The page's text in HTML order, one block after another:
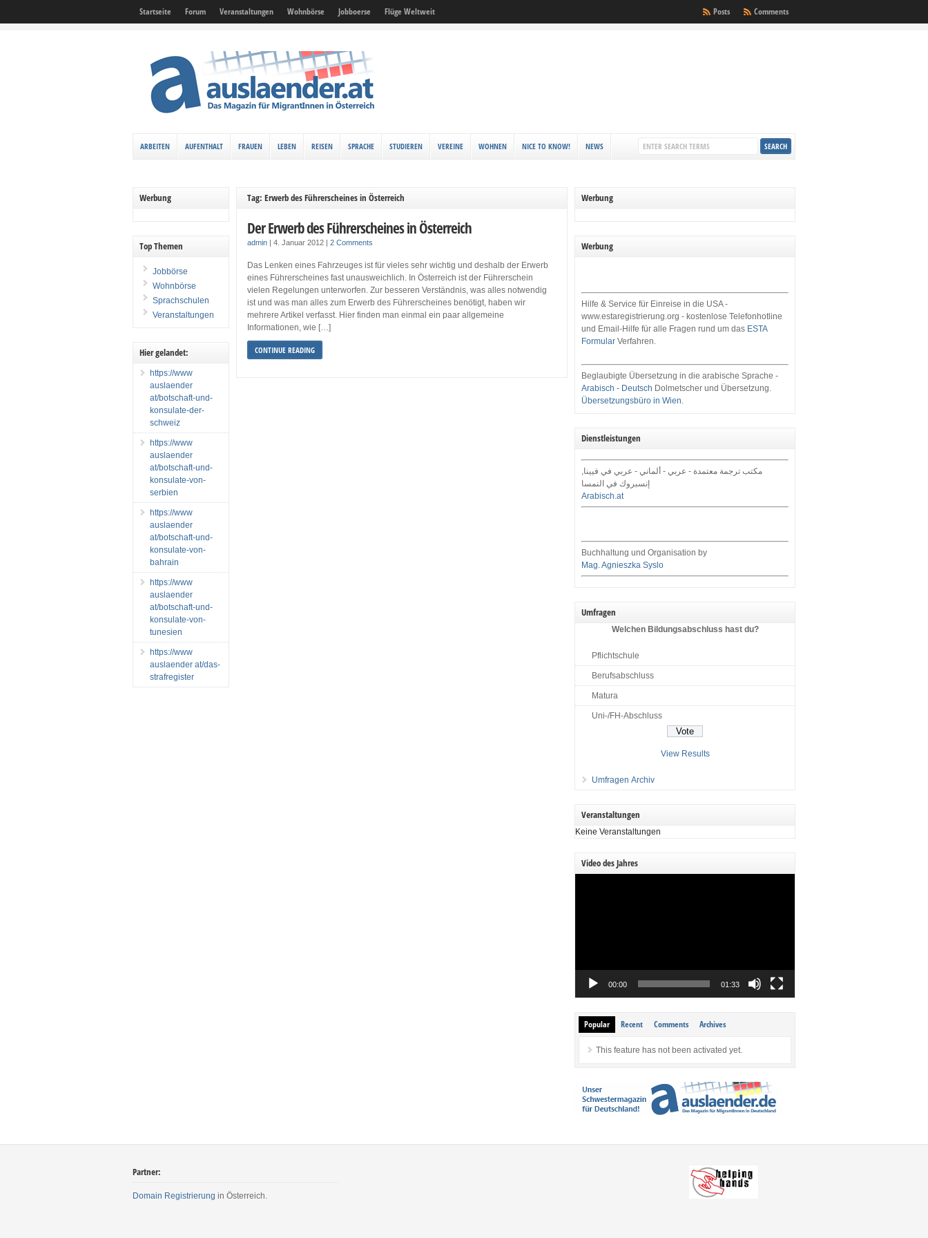
Startseite Forum Veranstaltungen Wohnbörse Jobboerse Flüge Weltweit Comments
Posts
ARBEITEN AUFENTHALT FRAUEN LEBEN REISEN SPRACHE STUDIEREN VEREINE WOHNEN NICE TO KNOW! NEWS
Tag: Erwerb des Führerscheines in Österreich
Der Erwerb des Führerscheines in Österreich
admin |4. Januar 2012 |2 Comments
Das Lenken eines Fahrzeuges ist für vieles sehr wichtig und deshalb der Erwerb
eines Führerscheines fast unausweichlich. In Österreich ist der Führerschein
vielen Regelungen unterworfen. Zur besseren Verständnis, was alles notwendig
ist und was man alles zum Erwerb des Führerscheines benötigt, haben wir
mehrere Artikel verfasst. Hier finden man einmal ein paar allgemeine
Informationen, wie […]
CONTINUE READING
Werbung
Top Themen
Jobbörse
Wohnbörse
Sprachschulen
Veranstaltungen
Hier gelandet:
https://www
auslaender
at/botschaft-und-
konsulate-der-
schweiz
https://www
auslaender
at/botschaft-und-
konsulate-von-
serbien
https://www
auslaender
at/botschaft-und-
konsulate-von-
bahrain
https://www
auslaender
at/botschaft-und-
konsulate-von-
tunesien
https://www
auslaender at/das-
strafregister
Werbung
Werbung
Hilfe & Service für Einreise in die USA -
www.estaregistrierung.org - kostenlose Telefonhotline
und Email-Hilfe für alle Fragen rund um das ESTA
Formular Verfahren.
Beglaubigte Übersetzung in die arabische Sprache -
Arabisch - Deutsch Dolmetscher und Übersetzung.
Übersetzungsbüro in Wien.
Dienstleistungen
مكتب ترجمة معتمدة - عربي - ألماني - عربي في فيينا,
إنسبروك في النمسا
Arabisch.at
Buchhaltung und Organisation by
Mag. Agnieszka Syslo
Umfragen
Welchen Bildungsabschluss hast du?
Pflichtschule
Berufsabschluss
Matura
Uni-/FH-Abschluss
View Results
Umfragen Archiv
Veranstaltungen
Keine Veranstaltungen
Video des Jahres
00:00 01:33
Popular Recent Comments Archives
This feature has not been activated yet.
Partner:
Domain Registrierung in Österreich.